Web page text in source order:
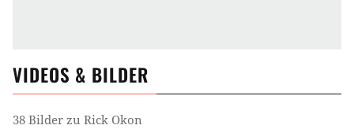
VIDEOS & BILDER
38 Bilder zu Rick Okon